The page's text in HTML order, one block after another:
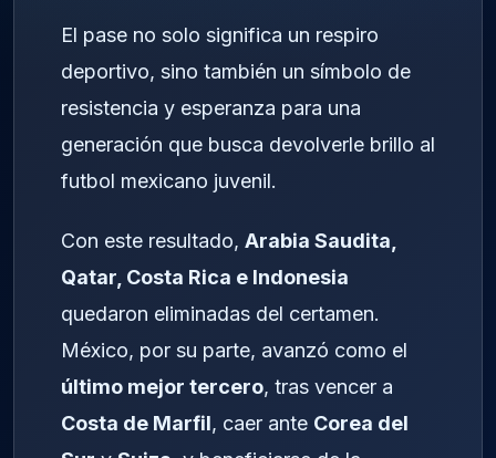
El pase no solo significa un respiro
deportivo, sino también un símbolo de
resistencia y esperanza para una
generación que busca devolverle brillo al
futbol mexicano juvenil.
Con este resultado, Arabia Saudita,
Qatar, Costa Rica e Indonesia
quedaron eliminadas del certamen.
México, por su parte, avanzó como el
último mejor tercero, tras vencer a
Costa de Marfil, caer ante Corea del